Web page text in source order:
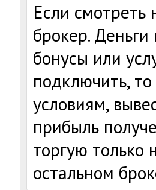
Если смотреть
брокер.
бонусы или
подключить,
условиям,
прибыль
торгую только
остальном